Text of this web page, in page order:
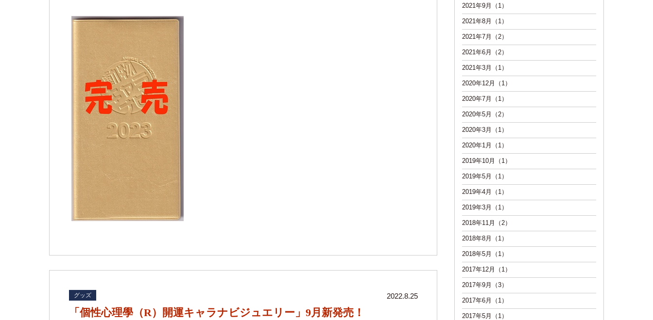
グッズ 2022.8.25
「個性心理學（R）開運キャラナビジュエリー」9月新発売！
2021年9月（1）
2021年8月（1）
2021年7月（2）
2021年6月（2）
2021年3月（1）
2020年12月（1）
2020年7月（1）
2020年5月（2）
2020年3月（1）
2020年1月（1）
2019年10月（1）
2019年5月（1）
2019年4月（1）
2019年3月（1）
2018年11月（2）
2018年8月（1）
2018年5月（1）
2017年12月（1）
2017年9月（3）
2017年6月（1）
2017年5月（1）